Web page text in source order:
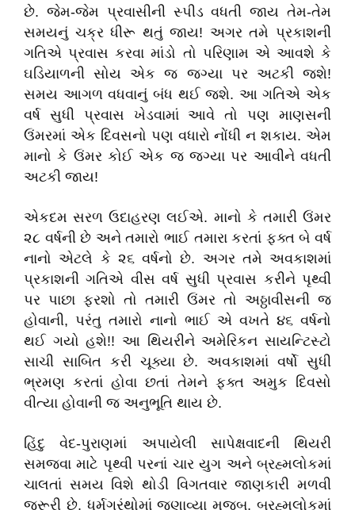
છે. જેમ-જેમ પ્રવાસીની સ્પીડ વધતી જાય તેમ-તેમ
સમયનું ચક્ર ધીરૂ થતું જાય! અગર તમે પ્રકાશની
ગતિએ પ્રવાસ કરવા માંડો તો પરિણામ એ આવશે કે
ઘડિયાળની સોય એક જ જગ્યા પર અટકી જશે!
સમય આગળ વધવાનું બંધ થઈ જશે. આ ગતિએ એક
વર્ષ સુધી પ્રવાસ ખેડવામાં આવે તો પણ માણસની
ઉંમરમાં એક દિવસનો પણ વધારો નોંધી ન શકાય. એમ
માનો કે ઉંમર કોઈ એક જ જગ્યા પર આવીને વધતી
અટકી જાય!
એકદમ સરળ ઉદાહરણ લઈએ. માનો કે તમારી ઉંમર
૨૮ વર્ષની છે અને તમારો ભાઈ તમારા કરતાં ફક્ત બે વર્ષ
નાનો એટલે કે ૨૬ વર્ષનો છે. અગર તમે અવકાશમાં
પ્રકાશની ગતિએ વીસ વર્ષ સુધી પ્રવાસ કરીને પૃથ્વી
પર પાછા ફરશો તો તમારી ઉંમર તો અઠ્ઠાવીસની જ
હોવાની, પરંતુ તમારો નાનો ભાઈ એ વખતે ૪૬ વર્ષનો
થઈ ગયો હશે!! આ થિયરીને અમેરિકન સાયન્ટિસ્ટો
સાચી સાબિત કરી ચૂક્યા છે. અવકાશમાં વર્ષો સુધી
ભ્રમણ કરતાં હોવા છતાં તેમને ફક્ત અમુક દિવસો
વીત્યા હોવાની જ અનુભૂતિ થાય છે.
હિંદુ વેદ-પુરાણમાં અપાયેલી સાપેક્ષવાદની થિયરી
સમજવા માટે પૃથ્વી પરનાં ચાર યુગ અને બ્રહ્મલોકમાં
ચાલતાં સમય વિશે થોડી વિગતવાર જાણકારી મળવી
જરૂરી છે. ધર્મગ્રંથોમાં જણાવ્યા મુજબ, બ્રહ્મલોકમાં